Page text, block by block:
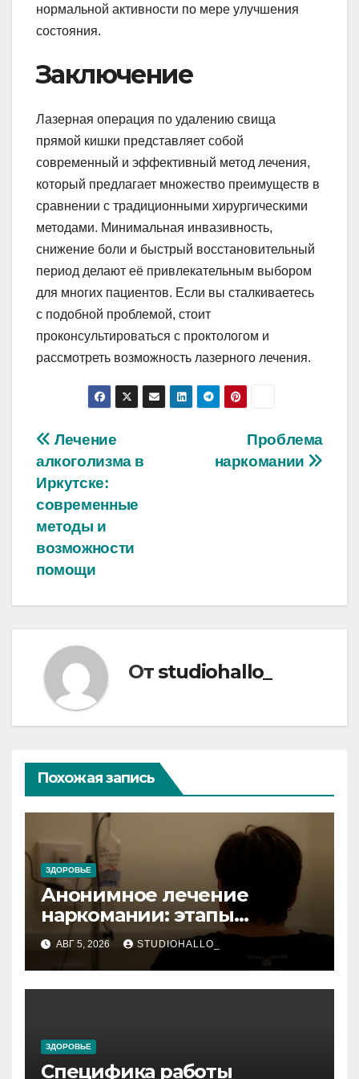
нормальной активности по мере улучшения
состояния.
Заключение
Лазерная операция по удалению свища
прямой кишки представляет собой
современный и эффективный метод лечения,
который предлагает множество преимуществ в
сравнении с традиционными хирургическими
методами. Минимальная инвазивность,
снижение боли и быстрый восстановительный
период делают её привлекательным выбором
для многих пациентов. Если вы сталкиваетесь
с подобной проблемой, стоит
проконсультироваться с проктологом и
рассмотреть возможность лазерного лечения.
Навигация
по
записям
Проблема
наркомании
Лечение
алкоголизма в
Иркутске:
современные
методы и
возможности
помощи
Отstudiohallo_
Похожая запись
ЗДОРОВЬЕ
Анонимное лечение
наркомании: этапы
детоксикации,
реабилитации и УБОД
АВГ 5, 2026 STUDIOHALLO_
ЗДОРОВЬЕ
Специфика работы